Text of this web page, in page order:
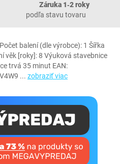
Záruka 1‐2 roky
podľa stavu tovaru
balení (dle výrobce): 1 Šířka
věk [roky]: 8 Výuková stavebnice
trvá 35 minut EAN:
... zobraziť viac